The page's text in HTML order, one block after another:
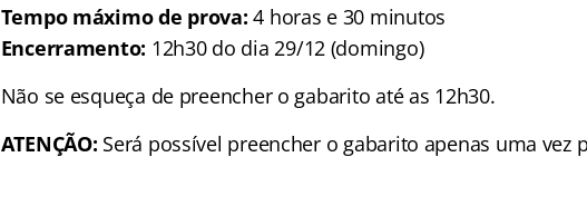
Tempo máximo de prova: 4 horas e 30 minutos
Encerramento: 12h30 do dia 29/12 (domingo)
Não se esqueça de preencher o gabarito até as 12h30.
ATENÇÃO: Será possível preencher o gabarito apenas uma vez